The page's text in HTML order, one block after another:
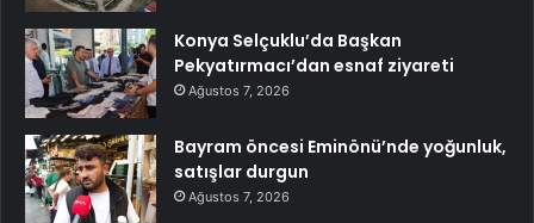
Konya Selçuklu’da Başkan
Pekyatırmacı’dan esnaf ziyareti
Ağustos 7, 2026
Bayram öncesi Eminönü’nde yoğunluk,
satışlar durgun
Ağustos 7, 2026